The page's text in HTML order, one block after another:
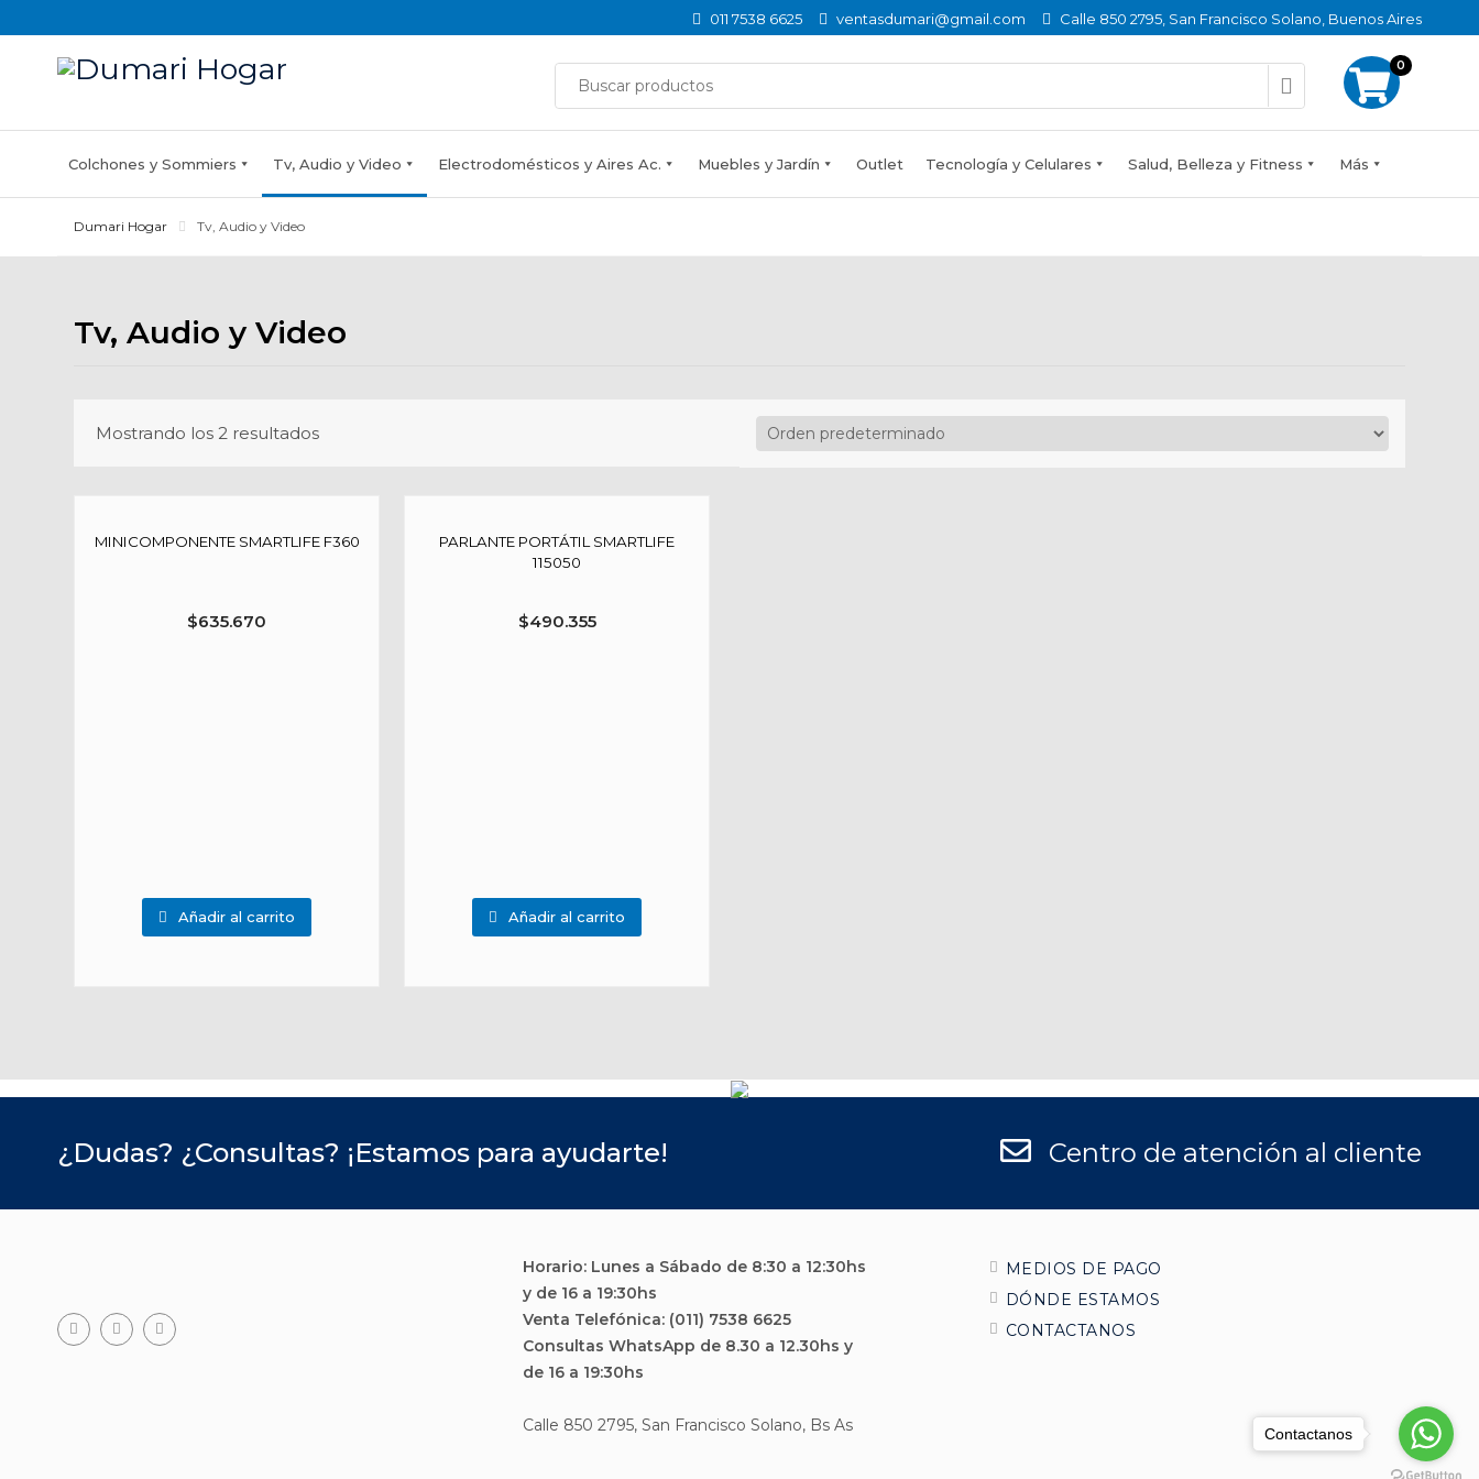
to
content
011 7538 6625 ventasdumari@gmail.com Calle 850 2795, San Francisco Solano, Buenos Aires
0
Colchones y Sommiers Tv, Audio y Video Electrodomésticos y Aires Ac. Muebles y Jardín Outlet Tecnología y Celulares Salud, Belleza y Fitness Más
Dumari Hogar Tv, Audio y Video
Tv, Audio y Video
Mostrando los 2 resultados
MINICOMPONENTE SMARTLIFE F360
$635.670
Añadir al carrito
PARLANTE PORTÁTIL SMARTLIFE
115050
$490.355
Añadir al carrito
¿Dudas? ¿Consultas? ¡Estamos para ayudarte! Centro de atención al cliente
Horario: Lunes a Sábado de 8:30 a 12:30hs
y de 16 a 19:30hs
Venta Telefónica: (011) 7538 6625
Consultas WhatsApp de 8.30 a 12.30hs y
de 16 a 19:30hs
Calle 850 2795, San Francisco Solano, Bs As
MEDIOS DE PAGO
DÓNDE ESTAMOS
CONTACTANOS
Contactanos